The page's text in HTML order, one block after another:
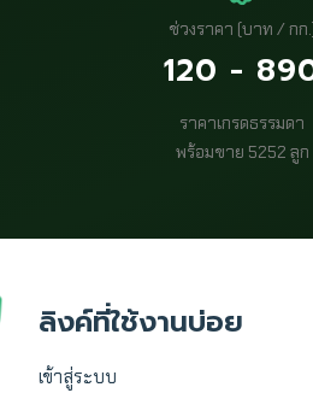
ช่วงราคา (บาท / กก
120 -
ราคาเกรดธรรมดา
พร้อมขาย 5252 ลูก
ลิงค์ที่ใช้งานบ่อย
เข้าสู่ระบบ